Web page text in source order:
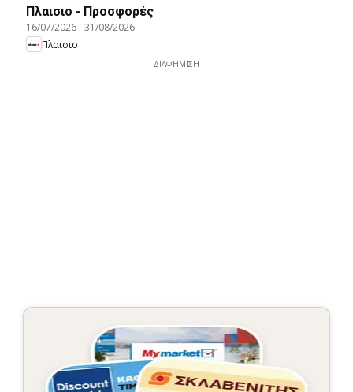
Πλαισιο - Προσφορές
16/07/2026-31/08/2026
Πλαισιο
ΔΙΑΦΉΜΙΣΗ